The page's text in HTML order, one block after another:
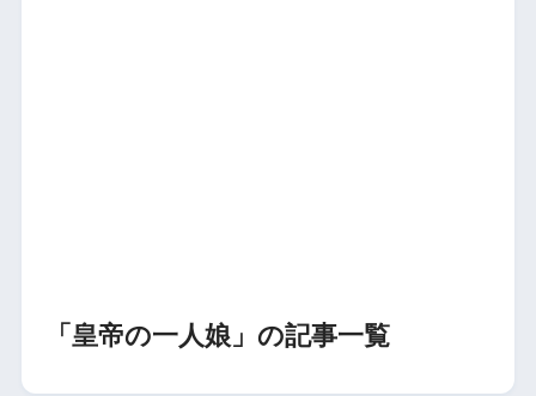
「皇帝の一人娘」の記事一覧